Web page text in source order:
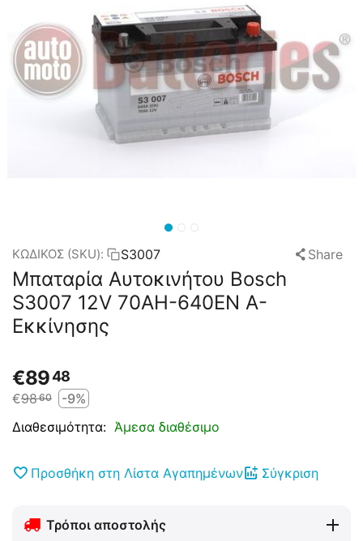
ΚΩΔΙΚΟΣ (SKU): S3007 Share
Μπαταρία Αυτοκινήτου Bosch
S3007 12V 70AH-640EN A-
Εκκίνησης
€8948
€9860
-9%
Διαθεσιμότητα: Άμεσα διαθέσιμο
Προσθήκη στη Λίστα Αγαπημένων Σύγκριση
Τρόποι αποστολής